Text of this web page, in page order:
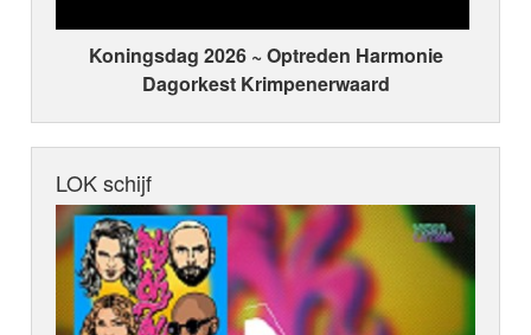
Koningsdag 2026 ~ Optreden Harmonie
Dagorkest Krimpenerwaard
LOK schijf